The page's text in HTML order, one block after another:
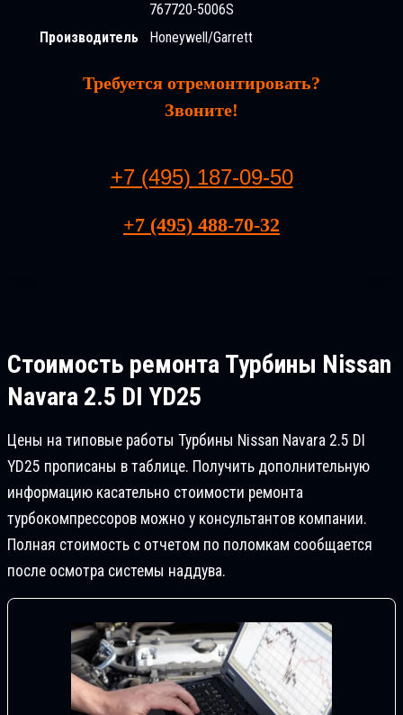
767720-5006S
Производитель
Honeywell/Garrett
Требуется отремонтировать?
Звоните!
+7 (495) 187-09-50
+7 (495) 488-70-32
Стоимость ремонта Турбины Nissan
Navara 2.5 DI YD25
Цены на типовые работы Турбины Nissan Navara 2.5 DI
YD25 прописаны в таблице. Получить дополнительную
информацию касательно стоимости ремонта
турбокомпрессоров можно у консультантов компании.
Полная стоимость с отчетом по поломкам сообщается
после осмотра системы наддува.